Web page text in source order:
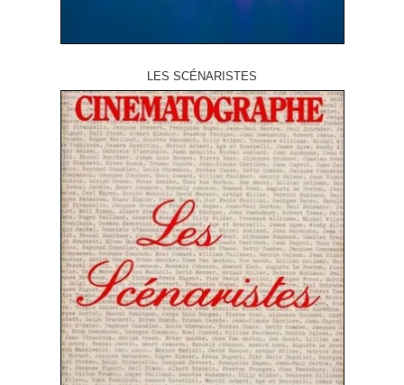
LES SCÉNARISTES